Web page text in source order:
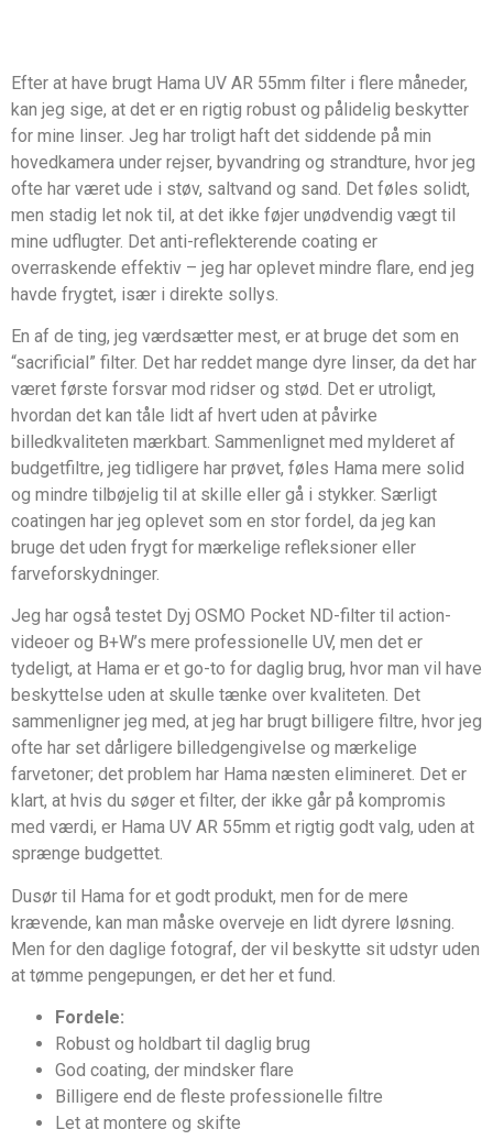
Efter at have brugt Hama UV AR 55mm filter i flere måneder,
kan jeg sige, at det er en rigtig robust og pålidelig beskytter
for mine linser. Jeg har troligt haft det siddende på min
hovedkamera under rejser, byvandring og strandture, hvor jeg
ofte har været ude i støv, saltvand og sand. Det føles solidt,
men stadig let nok til, at det ikke føjer unødvendig vægt til
mine udflugter. Det anti-reflekterende coating er
overraskende effektiv – jeg har oplevet mindre flare, end jeg
havde frygtet, især i direkte sollys.
En af de ting, jeg værdsætter mest, er at bruge det som en
“sacrificial” filter. Det har reddet mange dyre linser, da det har
været første forsvar mod ridser og stød. Det er utroligt,
hvordan det kan tåle lidt af hvert uden at påvirke
billedkvaliteten mærkbart. Sammenlignet med mylderet af
budgetfiltre, jeg tidligere har prøvet, føles Hama mere solid
og mindre tilbøjelig til at skille eller gå i stykker. Særligt
coatingen har jeg oplevet som en stor fordel, da jeg kan
bruge det uden frygt for mærkelige refleksioner eller
farveforskydninger.
Jeg har også testet Dyj OSMO Pocket ND-filter til action-
videoer og B+W’s mere professionelle UV, men det er
tydeligt, at Hama er et go-to for daglig brug, hvor man vil have
beskyttelse uden at skulle tænke over kvaliteten. Det
sammenligner jeg med, at jeg har brugt billigere filtre, hvor jeg
ofte har set dårligere billedgengivelse og mærkelige
farvetoner; det problem har Hama næsten elimineret. Det er
klart, at hvis du søger et filter, der ikke går på kompromis
med værdi, er Hama UV AR 55mm et rigtig godt valg, uden at
sprænge budgettet.
Dusør til Hama for et godt produkt, men for de mere
krævende, kan man måske overveje en lidt dyrere løsning.
Men for den daglige fotograf, der vil beskytte sit udstyr uden
at tømme pengepungen, er det her et fund.
Fordele:
Robust og holdbart til daglig brug
God coating, der mindsker flare
Billigere end de fleste professionelle filtre
Let at montere og skifte